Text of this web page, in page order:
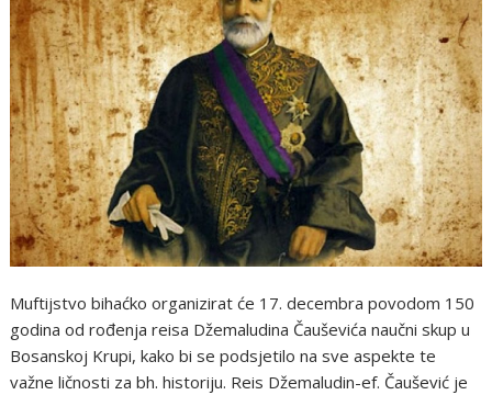
Muftijstvo bihaćko organizirat će 17. decembra povodom 150
godina od rođenja reisa Džemaludina Čauševića naučni skup u
Bosanskoj Krupi, kako bi se podsjetilo na sve aspekte te
važne ličnosti za bh. historiju. Reis Džemaludin-ef. Čaušević je